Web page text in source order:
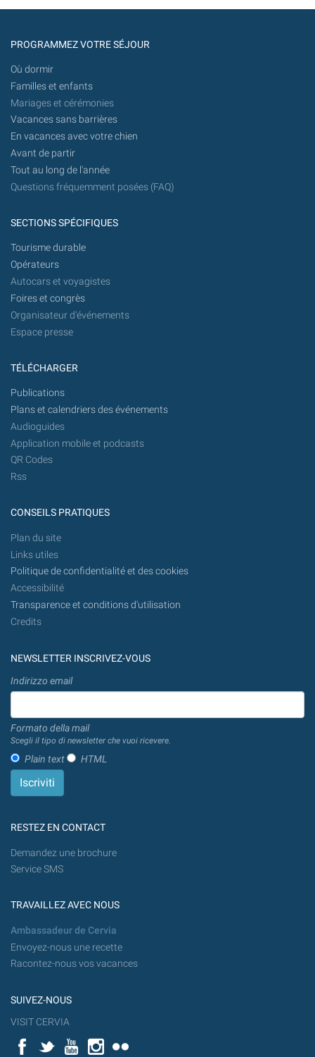
PROGRAMMEZ VOTRE SÉJOUR
Où dormir
Familles et enfants
Mariages et cérémonies
Vacances sans barrières
En vacances avec votre chien
Avant de partir
Tout au long de l'année
Questions fréquemment posées (FAQ)
SECTIONS SPÉCIFIQUES
Tourisme durable
Opérateurs
Autocars et voyagistes
Foires et congrès
Organisateur d'événements
Espace presse
TÉLÉCHARGER
Publications
Plans et calendriers des événements
Audioguides
Application mobile et podcasts
QR Codes
Rss
CONSEILS PRATIQUES
Plan du site
Links utiles
Politique de confidentialité et des cookies
Accessibilité
Transparence et conditions d'utilisation
Credits
NEWSLETTER INSCRIVEZ-VOUS
Indirizzo email
Formato della mail
Scegli il tipo di newsletter che vuoi ricevere.
Plain text HTML
RESTEZ EN CONTACT
Demandez une brochure
Service SMS
TRAVAILLEZ AVEC NOUS
Ambassadeur de Cervia
Envoyez-nous une recette
Racontez-nous vos vacances
SUIVEZ-NOUS
VISIT CERVIA
FacebookTwitterYouTubeInstagram